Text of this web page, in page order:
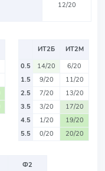
12/20
ИТ2Б
ИТ2М
0.5
14/20
6/20
1.5
9/20
11/20
2.5
7/20
13/20
3.5
3/20
17/20
4.5
1/20
19/20
5.5
0/20 20/20
Ф2